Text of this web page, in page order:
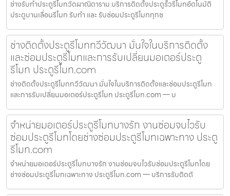
ช่างรับทำประตูรีโมทวัดผาณิตาราม บริการติดตั้งประตูรั้วรีโมทอัตโนมัติ
ประตูบานเลื่อนรีโมท รับทำ และ รับซ่อมประตูรีโมททุกช
ช่างติดตั้งประตูรีโมททวีวัฒนา มั่นใจในบริการติดตั้ง
และซ่อมประตูรีโมทและการรับเปลี่ยนมอเตอร์ประตู
รีโมท ประตูรีโมท.com
ช่างติดตั้งประตูรีโมททวีวัฒนา มั่นใจในบริการติดตั้งและซ่อมประตูรีโมท
และการรับเปลี่ยนมอเตอร์ประตูรีโมท ประตูรีโมท.com — บ
จำหน่ายมอเตอร์ประตูรีโมทบางรัก งานซ่อมจบไวรับ
ซ่อมประตูรีโมทโดยช่างซ่อมประตูรีโมทเฉพาะทาง ประตู
รีโมท.com
จำหน่ายมอเตอร์ประตูรีโมทบางรัก งานซ่อมจบไวรับซ่อมประตูรีโมทโดย
ช่างซ่อมประตูรีโมทเฉพาะทาง ประตูรีโมท.com — บริการรับติดตั